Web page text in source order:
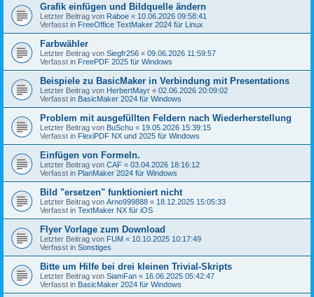
Grafik einfügen und Bildquelle ändern
Letzter Beitrag von Raboe « 10.06.2026 09:58:41
Verfasst in FreeOffice TextMaker 2024 für Linux
Farbwähler
Letzter Beitrag von Siegfr256 « 09.06.2026 11:59:57
Verfasst in FreePDF 2025 für Windows
Beispiele zu BasicMaker in Verbindung mit Presentations
Letzter Beitrag von HerbertMayr « 02.06.2026 20:09:02
Verfasst in BasicMaker 2024 für Windows
Problem mit ausgefüllten Feldern nach Wiederherstellung
Letzter Beitrag von BuSchu « 19.05.2026 15:39:15
Verfasst in FlexiPDF NX und 2025 für Windows
Einfügen von Formeln.
Letzter Beitrag von CAF « 03.04.2026 18:16:12
Verfasst in PlanMaker 2024 für Windows
Bild "ersetzen" funktioniert nicht
Letzter Beitrag von Arno999888 « 18.12.2025 15:05:33
Verfasst in TextMaker NX für iOS
Flyer Vorlage zum Download
Letzter Beitrag von FUM « 10.10.2025 10:17:49
Verfasst in Sonstiges
Bitte um Hilfe bei drei kleinen Trivial-Skripts
Letzter Beitrag von SiamFan « 16.06.2025 05:42:47
Verfasst in BasicMaker 2024 für Windows